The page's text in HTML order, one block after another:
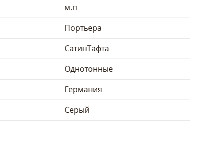
м.п
Портьера
СатинТафта
Однотонные
Германия
Серый